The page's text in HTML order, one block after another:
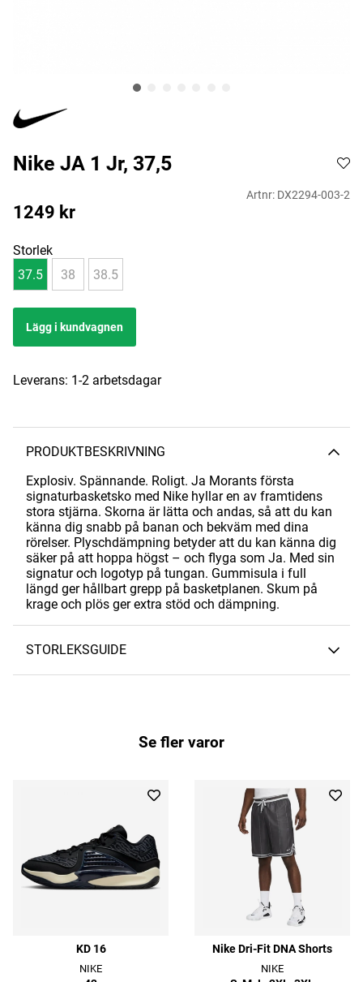
Nike JA 1 Jr, 37,5
Artnr: DX2294-003-2
1249 kr
Storlek
37.5
38 38.5
Lägg i kundvagnen
Leverans: 1-2 arbetsdagar
PRODUKTBESKRIVNING
Explosiv. Spännande. Roligt. Ja Morants första
signaturbasketsko med Nike hyllar en av framtidens
stora stjärna. Skorna är lätta och andas, så att du kan
känna dig snabb på banan och bekväm med dina
rörelser. Plyschdämpning betyder att du kan känna dig
säker på att hoppa högst – och flyga som Ja. Med sin
signatur och logotyp på tungan. Gummisula i full
längd ger hållbart grepp på basketplanen. Skum på
krage och plös ger extra stöd och dämpning.
STORLEKSGUIDE
Se fler varor
KD 16
NIKE
Nike Dri-Fit DNA Shorts
NIKE